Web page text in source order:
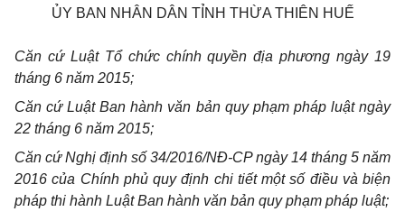
ỦY BAN NHÂN DÂN TỈNH THỪA THIÊN HUẾ
Căn cứ Luật Tổ chức chính quyền địa phương ngày 19
tháng 6 năm 2015;
Căn cứ Luật Ban hành văn bản quy phạm pháp luật ngày
22 tháng 6 năm 2015;
Căn cứ Nghị định số 34/2016/NĐ-CP ngày 14 tháng 5 năm
2016 của Chính phủ quy định chi tiết một số điều và biện
pháp thi hành Luật Ban hành văn bản quy phạm pháp luật;